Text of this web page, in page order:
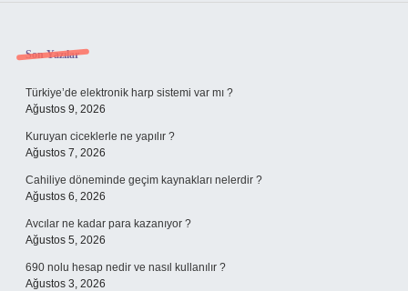
Sidebar
Son Yazılar
Türkiye’de elektronik harp sistemi var mı ?
Ağustos 9, 2026
Kuruyan ciceklerle ne yapılır ?
Ağustos 7, 2026
Cahiliye döneminde geçim kaynakları nelerdir ?
Ağustos 6, 2026
Avcılar ne kadar para kazanıyor ?
Ağustos 5, 2026
690 nolu hesap nedir ve nasıl kullanılır ?
Ağustos 3, 2026